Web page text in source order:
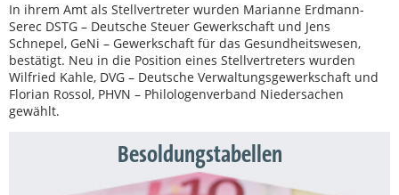
Besoldungstabellen
In ihrem Amt als Stellvertreter wurden Marianne Erdmann-
Serec DSTG – Deutsche Steuer Gewerkschaft und Jens
Schnepel, GeNi – Gewerkschaft für das Gesundheitswesen,
bestätigt. Neu in die Position eines Stellvertreters wurden
Wilfried Kahle, DVG – Deutsche Verwaltungsgewerkschaft und
Florian Rossol, PHVN – Philologenverband Niedersachen
gewählt.